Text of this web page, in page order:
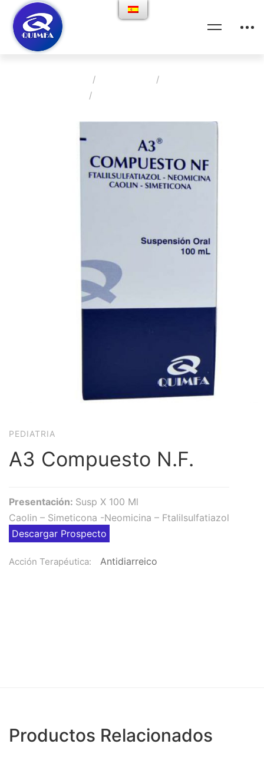
PEDIATRIA
A3 Compuesto N.F.
Presentación: Susp X 100 Ml
Caolin – Simeticona -Neomicina – Ftalilsulfatiazol
Descargar Prospecto
Acción Terapéutica: Antidiarreico
Productos Relacionados